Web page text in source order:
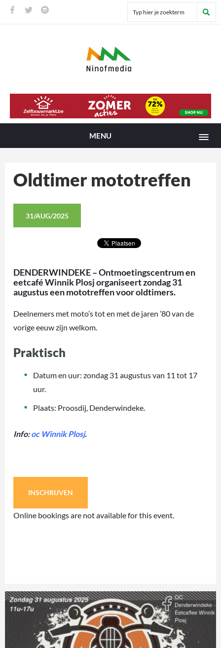
MENU
Oldtimer mototreffen
31/AUG/2025
DENDERWINDEKE – Ontmoetingscentrum en
eetcafé Winnik Plosj organiseert zondag 31
augustus een mototreffen voor oldtimers.
Deelnemers met moto’s tot en met de jaren ’80 van de
vorige eeuw zijn welkom.
Praktisch
Datum en uur: zondag 31 augustus van 11 tot 17
uur.
Plaats: Proosdij, Denderwindeke.
Info:oc Winnik Plosj.
INSCHRIJVEN
Online bookings are not available for this event.